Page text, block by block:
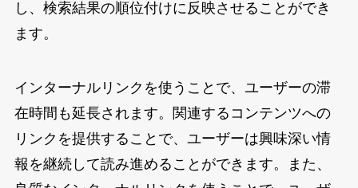
し、検索結果の順位付けに反映させることができ
ます。
インターナルリンクを使うことで、ユーザーの滞
在時間も延長されます。関連するコンテンツへの
リンクを提供することで、ユーザーは興味深い情
報を継続して読み進めることができます。また、